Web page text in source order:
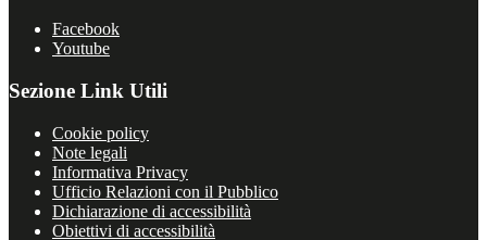
Facebook
Youtube
Sezione Link Utili
Cookie policy
Note legali
Informativa Privacy
Ufficio Relazioni con il Pubblico
Dichiarazione di accessibilità
Obiettivi di accessibilità